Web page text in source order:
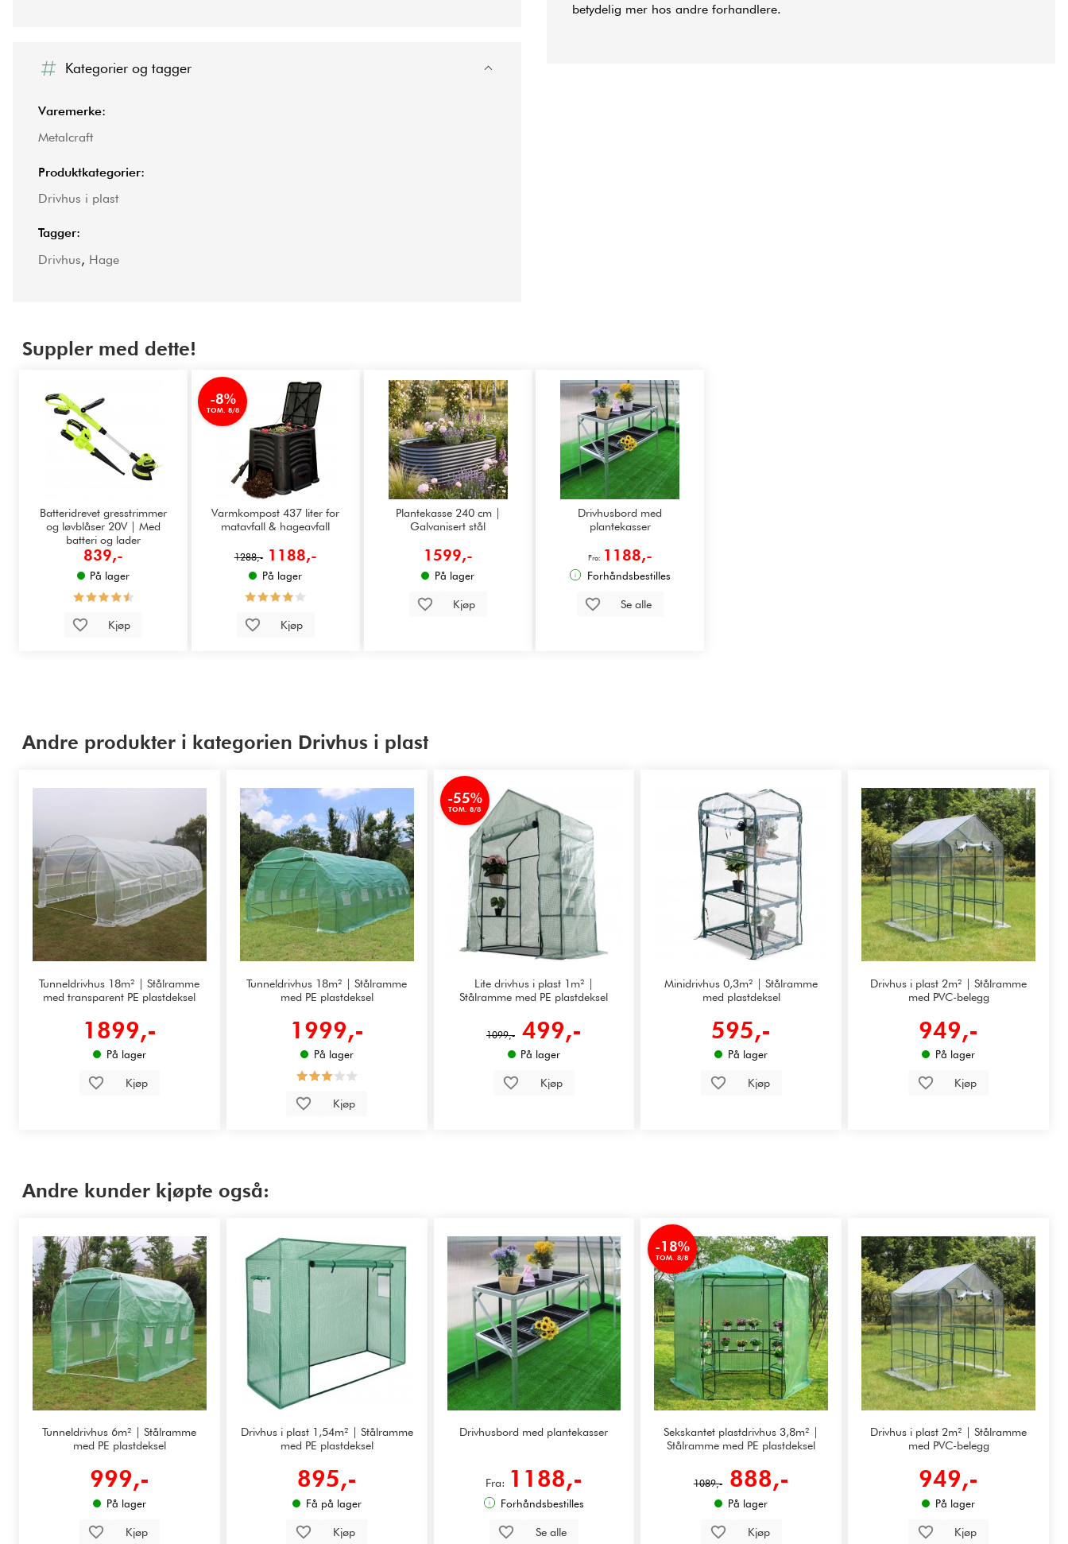
betydelig mer hos andre forhandlere.
Kategorier og tagger
Varemerke:
Metalcraft
Produktkategorier:
Drivhus i plast
Tagger:
Drivhus, Hage
Suppler med dette!
Batteridrevet gresstrimmer
og løvblåser 20V | Med
batteri og lader
839,-
På lager
Kjøp
-8%
TOM. 8/8
Varmkompost 437 liter for
matavfall & hageavfall
1288,- 1188,-
På lager
Kjøp
Plantekasse 240 cm |
Galvanisert stål
1599,-
På lager
Kjøp
Drivhusbord med
plantekasser
Fra: 1188,-
Forhåndsbestilles
Se alle
Andre produkter i kategorien Drivhus i plast
Tunneldrivhus 18m² | Stålramme
med transparent PE plastdeksel
1899,-
På lager
Kjøp
Tunneldrivhus 18m² | Stålramme
med PE plastdeksel
1999,-
På lager
Kjøp
-55%
TOM. 8/8
Lite drivhus i plast 1m² |
Stålramme med PE plastdeksel
1099,- 499,-
På lager
Kjøp
Minidrivhus 0,3m² | Stålramme
med plastdeksel
595,-
På lager
Kjøp
Drivhus i plast 2m² | Stålramme
med PVC-belegg
949,-
På lager
Kjøp
Andre kunder kjøpte også:
Tunneldrivhus 6m² | Stålramme
med PE plastdeksel
999,-
På lager
Kjøp
Drivhus i plast 1,54m² | Stålramme
med PE plastdeksel
895,-
Få på lager
Kjøp
Drivhusbord med plantekasser
Fra: 1188,-
Forhåndsbestilles
Se alle
-18%
TOM. 8/8
Sekskantet plastdrivhus 3,8m² |
Stålramme med PE plastdeksel
1089,- 888,-
På lager
Kjøp
Drivhus i plast 2m² | Stålramme
med PVC-belegg
949,-
På lager
Kjøp